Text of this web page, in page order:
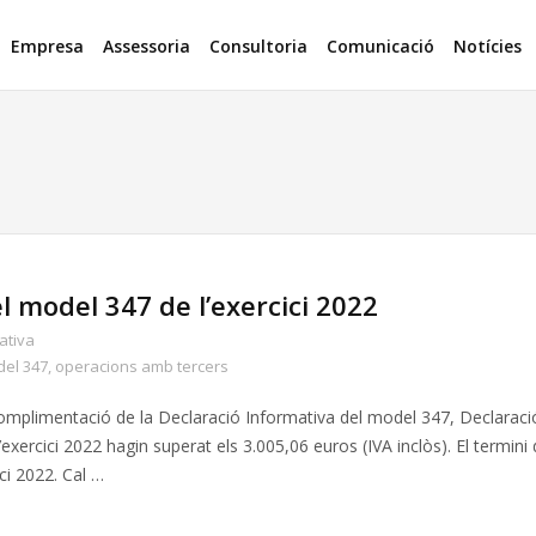
Empresa Assessoria Consultoria Comunicació Notícies
model 347 de l’exercici 2022
347, operacions amb tercers
de la Declaració Informativa del model 347,
2022 hagin superat els 3.005,06 euros (IVA inclòs). El termini
2022. Cal …